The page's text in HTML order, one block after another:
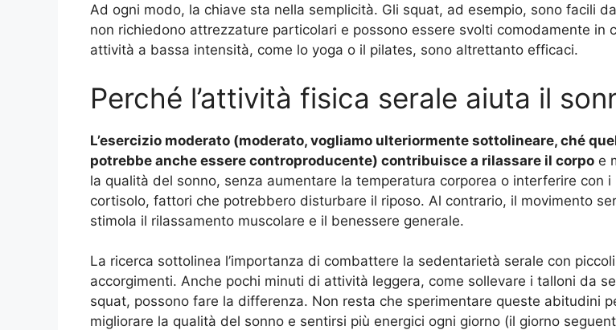
Ad ogni modo, la chiave sta nella semplicità. Gli squat, ad esempio, sono facili
non richiedono attrezzature particolari e possono essere svolti comodamente in
attività a bassa intensità, come lo yoga o il pilates, sono altrettanto efficaci.
Perché l’attività fisica serale aiuta il
L’esercizio moderato (moderato, vogliamo ulteriormente sottolineare, ché
potrebbe anche essere controproducente) contribuisce a rilassare il corpo e
la qualità del sonno, senza aumentare la temperatura corporea o interferire con i
cortisolo, fattori che potrebbero disturbare il riposo. Al contrario, il movimento
stimola il rilassamento muscolare e il benessere generale.
La ricerca sottolinea l’importanza di combattere la sedentarietà serale con piccoli
accorgimenti. Anche pochi minuti di attività leggera, come sollevare i talloni da
squat, possono fare la differenza. Non resta che sperimentare queste abitudini
migliorare la qualità del sonno e sentirsi più energici ogni giorno (il giorno